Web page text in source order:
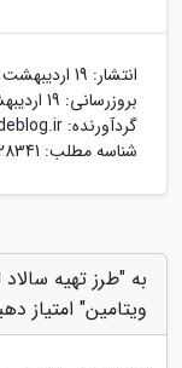
انتشار: 19 اردیبهشت 1403
بروزرسانی: 19 اردیبهشت 1403
گردآورنده:
شناسه مطلب: 128341
به "طرز تهیه
ویتامین" امتیاز